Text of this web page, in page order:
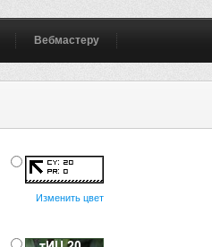
Вебмастеру
Изменить цвет